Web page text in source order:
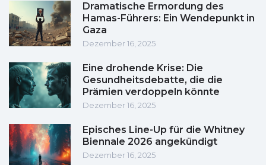
Dramatische Ermordung des
Hamas-Führers: Ein Wendepunkt in
Gaza
Dezember 16, 2025
Eine drohende Krise: Die
Gesundheitsdebatte, die die
Prämien verdoppeln könnte
Dezember 16, 2025
Episches Line-Up für die Whitney
Biennale 2026 angekündigt
Dezember 16, 2025